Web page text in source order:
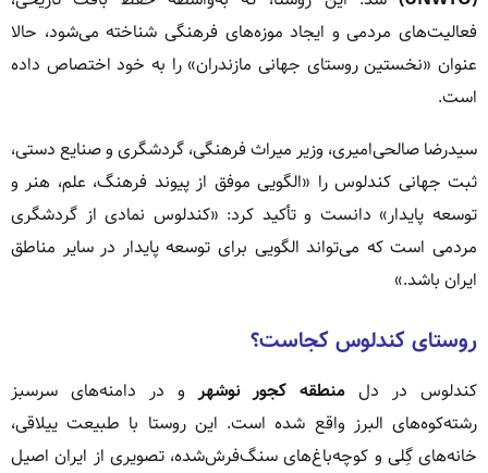
فعالیت‌های مردمی و ایجاد موزه‌های فرهنگی شناخته می‌شود، حالا
عنوان «نخستین روستای جهانی مازندران» را به خود اختصاص داده
است.
سیدرضا صالحی‌امیری، وزیر میراث فرهنگی، گردشگری و صنایع دستی،
ثبت جهانی کندلوس را «الگویی موفق از پیوند فرهنگ، علم، هنر و
توسعه پایدار» دانست و تأکید کرد: «کندلوس نمادی از گردشگری
مردمی است که می‌تواند الگویی برای توسعه پایدار در سایر مناطق
ایران باشد.»
روستای کندلوس کجاست؟
کندلوس در دل منطقه کجور نوشهر و در دامنه‌های سرسبز
رشته‌کوه‌های البرز واقع شده است. این روستا با طبیعت ییلاقی،
خانه‌های گِلی و کوچه‌باغ‌های سنگ‌فرش‌شده، تصویری از ایران اصیل